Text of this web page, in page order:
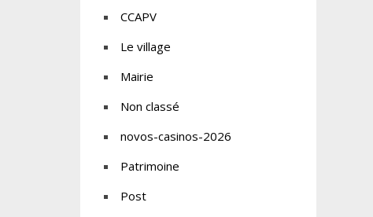
CCAPV
Le village
Mairie
Non classé
novos-casinos-2026
Patrimoine
Post